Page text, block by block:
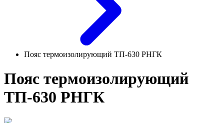
Пояс термоизолирующий ТП-630 РНГК
Пояс термоизолирующий
ТП-630 РНГК